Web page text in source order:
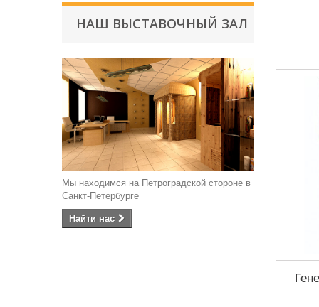
НАШ ВЫСТАВОЧНЫЙ ЗАЛ
Мы находимся на Петроградской стороне в
Санкт-Петербурге
Найти наc